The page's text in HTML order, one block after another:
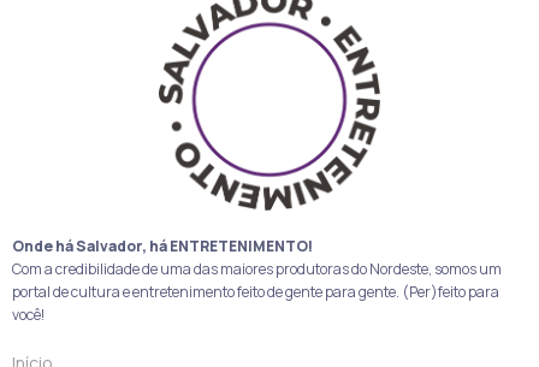
Onde há Salvador, há ENTRETENIMENTO!
Com a credibilidade de uma das maiores produtoras do Nordeste, somos um
portal de cultura e entretenimento feito de gente para gente. (Per)feito para
você!